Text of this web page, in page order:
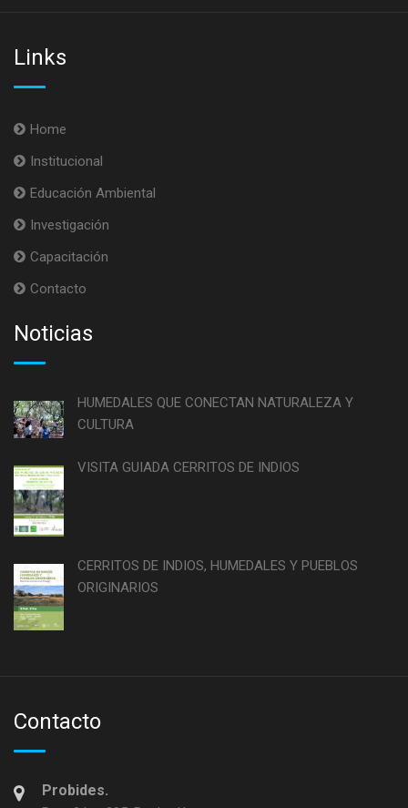
Links
Home
Institucional
Educación Ambiental
Investigación
Capacitación
Contacto
Noticias
HUMEDALES QUE CONECTAN NATURALEZA Y
CULTURA
VISITA GUIADA CERRITOS DE INDIOS
CERRITOS DE INDIOS, HUMEDALES Y PUEBLOS
ORIGINARIOS
Contacto
Probides.